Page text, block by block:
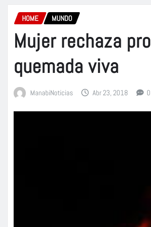
HOME MUNDO
Mujer rechaza
quemada viva
ManabiNoticias Abr 23, 2018 0